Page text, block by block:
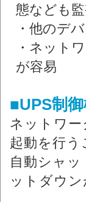
態なども
・他のデ
・ネット
が容易
■UPS制
ネットワ
起動を行う
自動シャ
ットダウン